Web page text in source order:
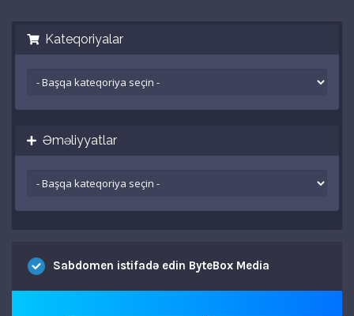
Kateqoriyalar
Əməliyyatlar
Sabdomen istifadə edin ByteBox Media